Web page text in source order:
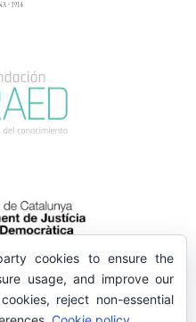
cookies to ensure the
usage, and improve our
reject non-essential